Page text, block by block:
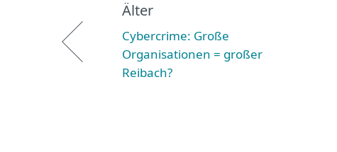
Älter
Cybercrime: Große
Organisationen = großer
Reibach?